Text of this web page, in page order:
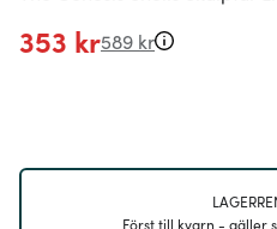
353 kr589 kr
Först till kvarn - gäller